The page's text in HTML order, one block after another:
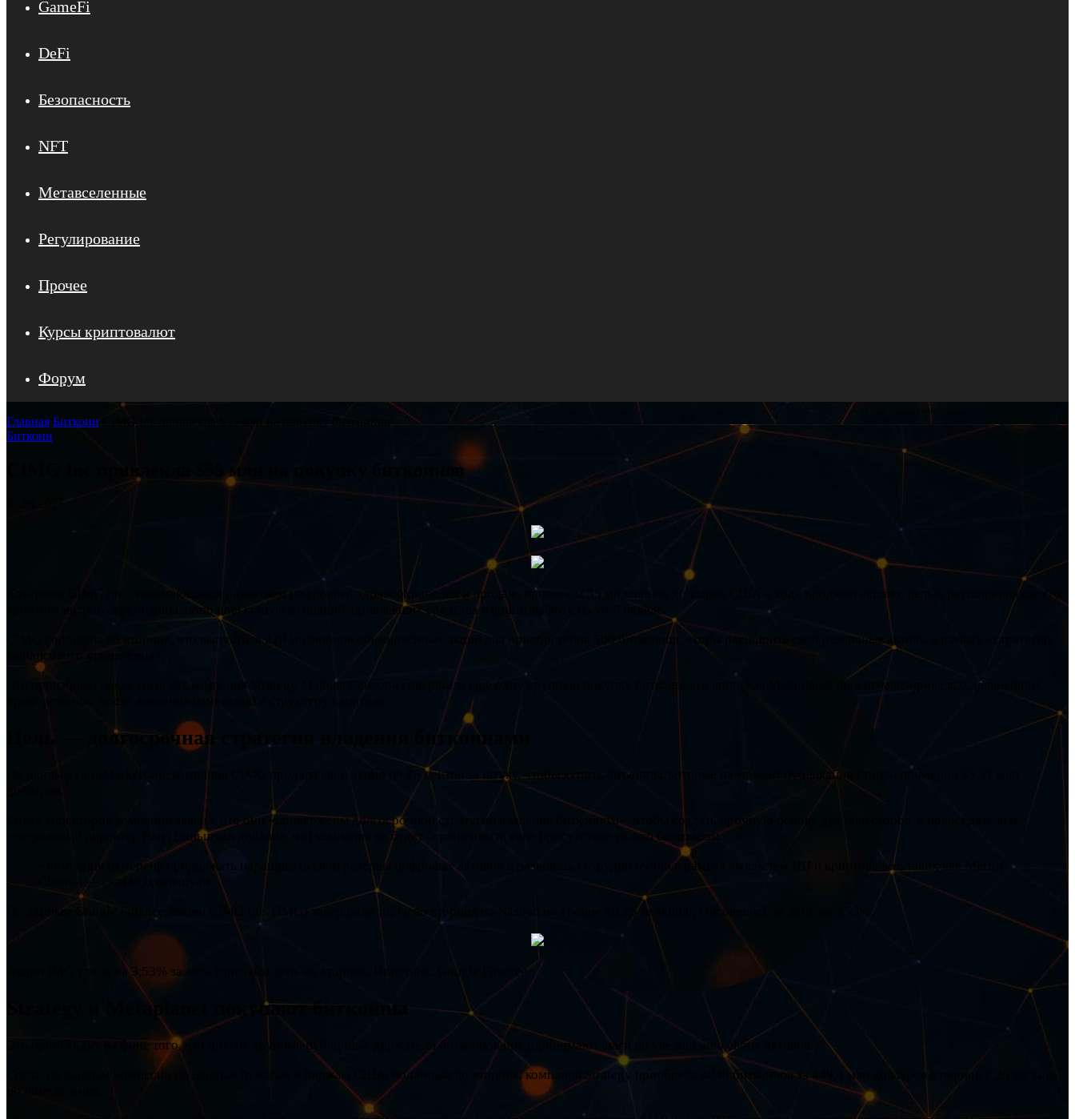
GameFi
DeFi
Безопасность
NFT
Метавселенные
Регулирование
Прочее
Курсы криптовалют
Форум
Главная Биткоин
CIMG Inc привлекла $55 млн на покупку биткоинов
Биткоин
CIMG Inc привлекла $55 млн на покупку биткоинов
Компания CIMG Inc., занимающаяся развитием цифрового здравоохранения и продаж, привлекла 55 миллионов долларов США в ходе продажи акций с целью расширения своего
криптовалютного хранилища, пополнив список компаний, привлекших средства в криптовалюту на этой неделе.
CIMG сообщила во вторник, что выпустила 220 миллионов обыкновенных акций для приобретения 500 биткоинов, чтобы расширить свои резервные активы в рамках «стратегии
Это произошло после того, как компания Strategy Майкла Сейлора совершила еще одну крупную покупку биткоинов, а японская Metaplanet просигнализировала о дальнейших
Цель — долгосрочная стратегия владения биткоинами
По данным CoinMarketCap, компания CIMG продала свои акции по 25 центов за штуку, чтобы купить биткоины, которые на момент публикации стоили примерно 55,51 млн
Совет директоров компании заявил, что они «привержены долгосрочной стратегии владения биткоином», чтобы создать прочную основу для инвесторов, а председатель и
генеральный директор Ван Цзяньшуан добавил, что компания не будет ограничивать свое присутствие только биткоином.
«Компания намерена продолжать наращивать свои резервы цифровых активов и развивать сотрудничество в рамках экосистем ИИ и криптовалют, таких как Merlin
По данным Google Finance, акции CIMG Inc. (IMG) завершили торги во вторник на Nasdaq на уровне $0,25 за акцию, снизившись за день на 3,53%.
Акции IMG упали на 3,53% за весь торговый день во вторник. Источник: Google Finance.
Strategy и Metaplanet покупают биткоины
Это происходит на фоне того, что другие крупные публичные держатели биткоинов предпринимают шаги по увеличению своих активов.
Согласно данным Комиссии по ценным бумагам и биржам США, поданным во вторник, компания Strategy приобрела 4048 биткоинов за 449,3 млн долларов в период с 25 августа